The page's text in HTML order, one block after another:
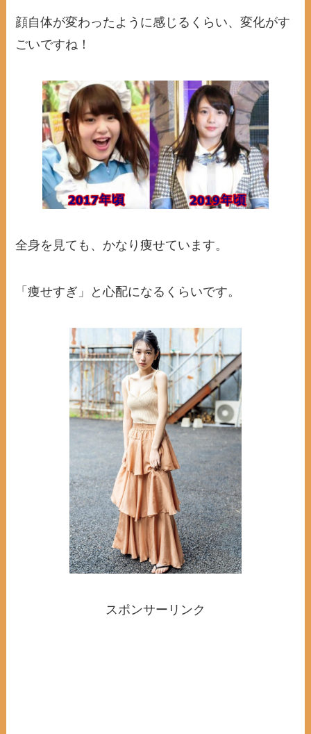
顔自体が変わったように感じるくらい、変化がす
ごいですね！
全身を見ても、かなり痩せています。
「痩せすぎ」と心配になるくらいです。
スポンサーリンク